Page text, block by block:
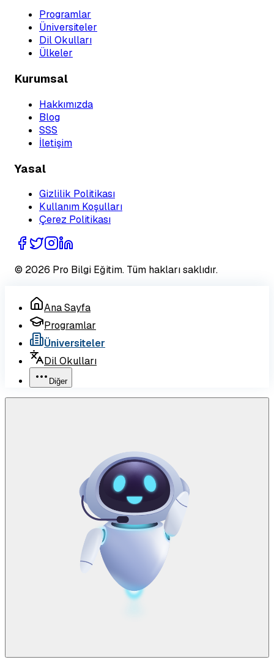
Programlar
Üniversiteler
Dil Okulları
Ülkeler
Kurumsal
Hakkımızda
Blog
SSS
İletişim
Yasal
Gizlilik Politikası
Kullanım Koşulları
Çerez Politikası
© 2026 Pro Bilgi Eğitim. Tüm hakları saklıdır.
Ana Sayfa
Programlar
Üniversiteler
Dil Okulları
Diğer